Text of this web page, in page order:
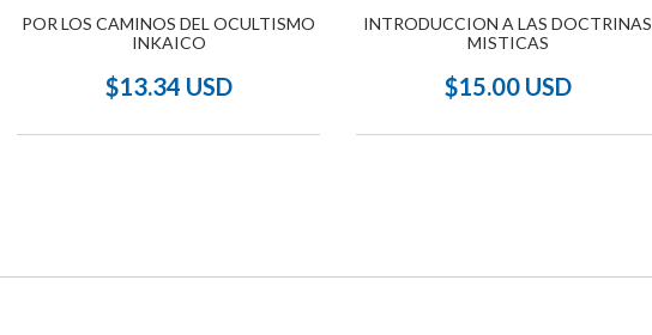
POR LOS CAMINOS DEL OCULTISMO
INKAICO
$13.34 USD
INTRODUCCION A LAS DOCTRINAS
MISTICAS
$15.00 USD